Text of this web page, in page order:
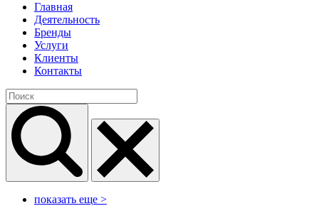
Главная
Деятельность
Бренды
Услуги
Клиенты
Контакты
показать еще >